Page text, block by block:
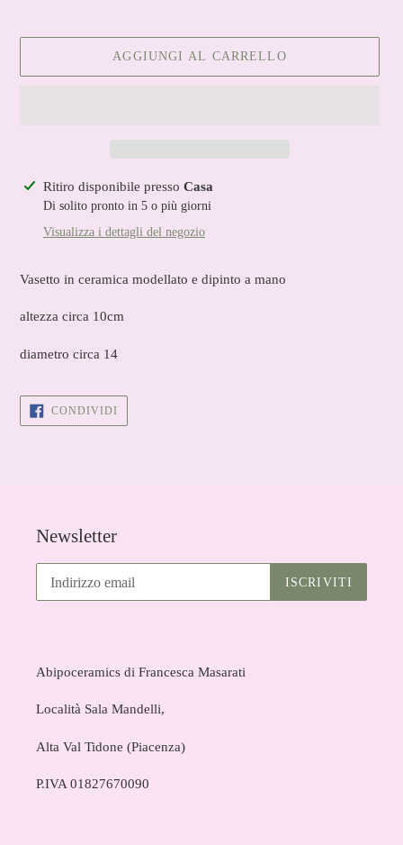
AGGIUNGI AL CARRELLO
Inserimento
prodotto
Ritiro disponibile presso Casa
Di solito pronto in 5 o più giorni
Visualizza i dettagli del negozio
Vasetto in ceramica modellato e dipinto a mano
altezza circa 10cm
diametro circa 14
CONDIVIDICONDIVIDI
SU
FACEBOOK
Newsletter
ISCRIVITI
Abipoceramics di Francesca Masarati
Località Sala Mandelli,
Alta Val Tidone (Piacenza)
P.IVA 01827670090